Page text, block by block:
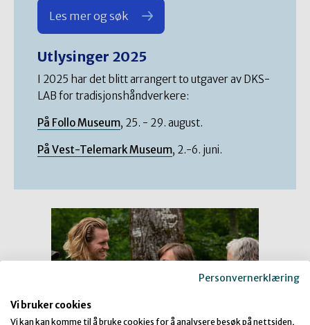
Les mer og søk
Utlysinger 2025
I 2025 har det blitt arrangert to utgaver av DKS-
LAB for tradisjonshåndverkere:
På Follo Museum, 25. - 29. august.
På Vest-Telemark Museum, 2.-6. juni.
Personvernerklæring
Vi bruker cookies
Vi kan kan komme til å bruke cookies for å analysere besøk på nettsiden,